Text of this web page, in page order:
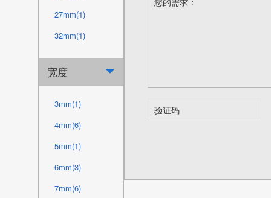
60mm(1)
65mm(1)
75mm(1)
27mm(1)
32mm(1)
37mm(1)
44mm(1)
50mm(1)
55mm(1)
62mm(1)
68mm(1)
75mm(1)
宽度 
3mm(1)
4mm(6)
5mm(1)
6mm(3)
7mm(6)